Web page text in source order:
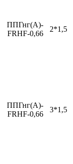
ППГнг(А)-
FRHF-0,66
2*1,5
ППГнг(А)-
FRHF-0,66
3*1,5